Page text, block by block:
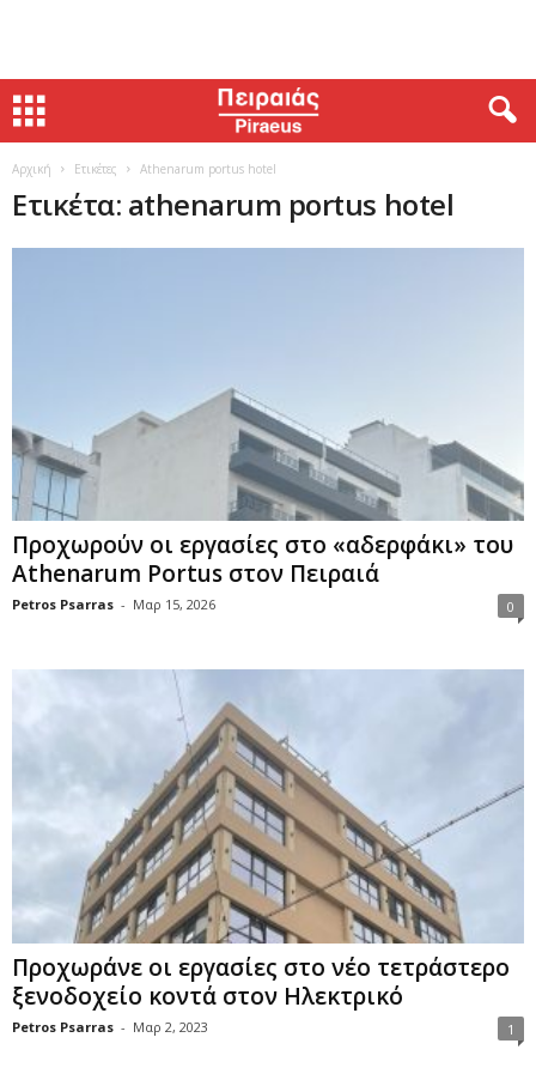
Αρχική Ετικέτες Athenarum portus hotel
Ετικέτα: athenarum portus hotel
Προχωρούν οι εργασίες στο «αδερφάκι» του
Athenarum Portus στον Πειραιά
Petros Psarras - Μαρ 15, 2026 0
Προχωράνε οι εργασίες στο νέο τετράστερο
ξενοδοχείο κοντά στον Ηλεκτρικό
Petros Psarras - Μαρ 2, 2023 1